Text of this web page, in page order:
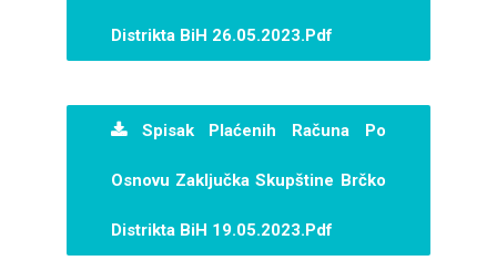
Distrikta BiH 26.05.2023.pdf
Spisak Plaćenih Računa Po
Osnovu Zaključka Skupštine Brčko
Distrikta BiH 19.05.2023.pdf